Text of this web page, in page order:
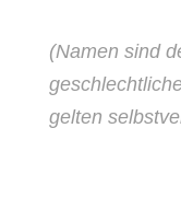
(Namen sind
gelten